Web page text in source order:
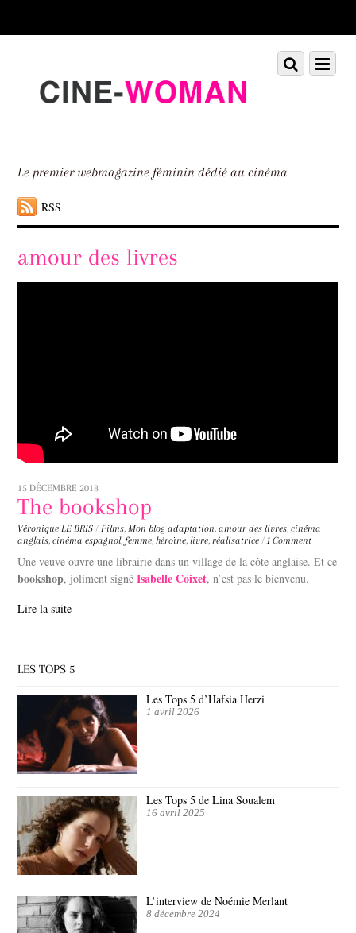
down
Le premier webmagazine féminin dédié au cinéma
RSS
Menu
Scroll
down
amour des livres
15 DÉCEMBRE 2018
The bookshop
Véronique LE BRIS / Films,Mon blog adaptation,amour des livres,cinéma
anglais,cinéma espagnol, femme,héroïne,livre,réalisatrice / 1 Comment
Une veuve ouvre une librairie dans un village de la côte anglaise. Et ce
bookshop, joliment signéIsabelle Coixet, n’est pas le bienvenu.
Lire la suite
LES TOPS 5
Les Tops 5 d’Hafsia Herzi
1 avril 2026
Les Tops 5 de Lina Soualem
16 avril 2025
L’interview de Noémie Merlant
8 décembre 2024